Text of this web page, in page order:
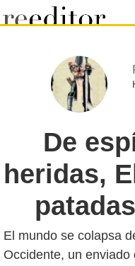
De
heridas,
El mundo se colapsa
Occidente, un